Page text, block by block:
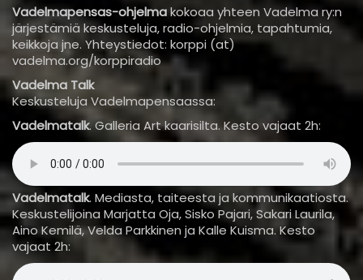
Vadelmapensas-ohjelmakokoaa yhteen Vadelma ry:n
järjestämiä keskusteluja, radio-ohjelmia, tapahtumia,
keikkoja jne. Yhteystiedot: korppi (at)
vadelma.org/korppiradio
Vadelma Talk
Keskusteluja Vadelmapensaassa:
Vadelmatalk. Galleria Art kaarisilta. Kesto vajaat 2h:
Vadelmatalk. Mediasta, taiteesta ja kommunikaatiosta.
Keskustelijoina Marjatta Oja, Sisko Pajari, Sakari Laurila,
Aino Kemilä, Velda Parkkinen ja Kalle Kuisma. Kesto
vajaat 2h: